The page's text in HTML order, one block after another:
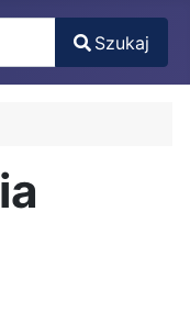
for results.
Szukaj